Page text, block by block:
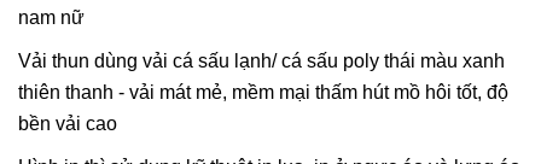
nam nữ
Vải thun dùng vải cá sấu lạnh/ cá sấu poly thái màu xanh
thiên thanh - vải mát mẻ, mềm mại thấm hút mồ hôi tốt, độ
bền vải cao